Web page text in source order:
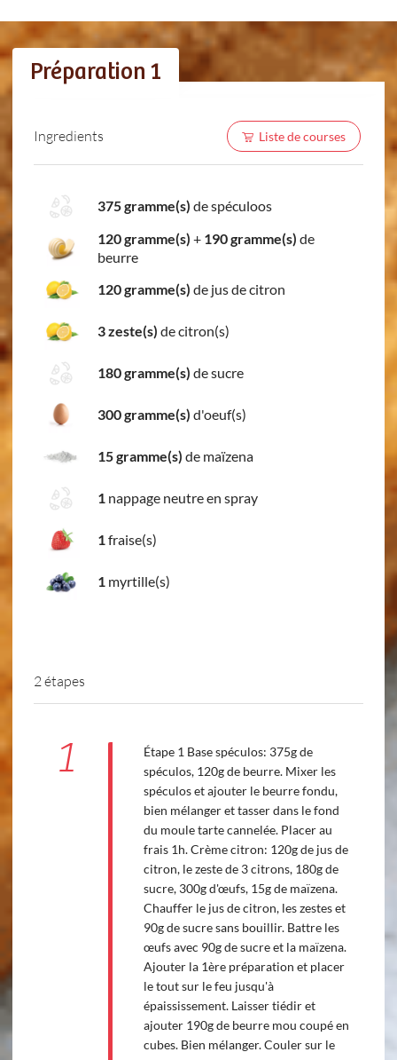
Préparation 1
Ingredients Liste de courses
375 gramme(s) de spéculoos
120 gramme(s) + 190 gramme(s) de
beurre
120 gramme(s) de jus de citron
3 zeste(s) de citron(s)
180 gramme(s) de sucre
300 gramme(s) d'oeuf(s)
15 gramme(s) de maïzena
1 nappage neutre en spray
1fraise(s)
1 myrtille(s)
2 étapes
1
Étape 1 Base spéculos: 375g de
spéculos, 120g de beurre. Mixer les
spéculos et ajouter le beurre fondu,
bien mélanger et tasser dans le fond
du moule tarte cannelée. Placer au
frais 1h. Crème citron: 120g de jus de
citron, le zeste de 3 citrons, 180g de
sucre, 300g d'œufs, 15g de maïzena.
Chauffer le jus de citron, les zestes et
90g de sucre sans bouillir. Battre les
œufs avec 90g de sucre et la maïzena.
Ajouter la 1ère préparation et placer
le tout sur le feu jusqu'à
épaississement. Laisser tiédir et
ajouter 190g de beurre mou coupé en
cubes. Bien mélanger. Couler sur le